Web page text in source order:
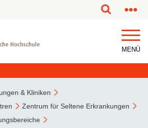
MENÜ
& Kliniken
Zentrum für Seltene Erkrankungen